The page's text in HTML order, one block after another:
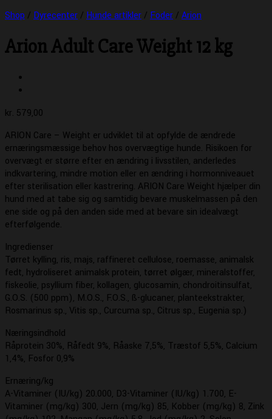
Shop / Dyrecenter / Hunde artikler / Foder / Arion
Arion Adult Care Weight 12 kg
kr. 579,00
ARION Care – Weight er udviklet til at opfylde de ændrede
ernæringsmæssige behov hos overvægtige hunde. Risikoen for
overvægt er større efter en ændring i livsstilen, anderledes
indkvartering, mindre motion eller en ændring i hormonniveauet
efter sterilisation eller kastrering. ARION Care Weight hjælper din
hund med at tabe sig og samtidig bevare muskelmassen på den
ene side og på den anden side med at bevare sin idealvægt
efterfølgende.
Ingredienser
Tørret kylling, ris, majs, raffineret cellulose, roemasse, animalsk
fedt, hydroliseret animalsk protein, tørret ølgær, mineralstoffer,
fiskeolie, psyllium fiber, kollagen, glucosamin, chondroitinsulfat,
G.O.S. (500 ppm), M.O.S., F.O.S., ß-glucaner, planteekstrakter,
Rosmarinus sp., Vitis sp., Curcuma sp., Citrus sp., Eugenia sp.)
Næringsindhold
Råprotein 30%, Råfedt 9%, Råaske 7,5%, Træstof 5,5%, Calcium
1,4%, Fosfor 0,9%
Ernæring/kg
A-Vitaminer (IU/kg) 20.000, D3-Vitaminer (IU/kg) 1.700, E-
Vitaminer (mg/kg) 300, Jern (mg/kg) 85, Kobber (mg/kg) 8, Zink